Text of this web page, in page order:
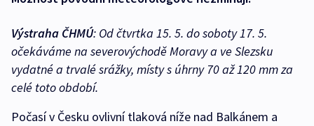
Výstraha ČHMÚ: Od čtvrtka 15. 5. do soboty 17. 5.
očekáváme na severovýchodě Moravy a ve Slezsku
vydatné a trvalé srážky, místy s úhrny 70 až 120 mm za
celé toto období.
Počasí v Česku ovlivní tlaková níže nad Balkánem a